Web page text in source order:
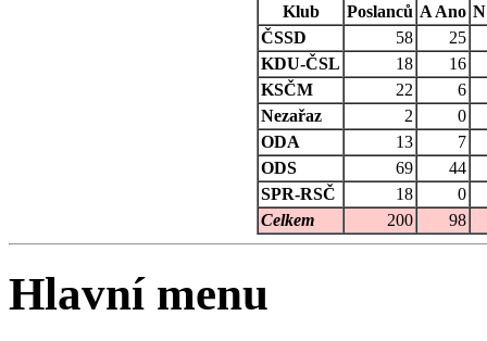
Klub Poslanců A Ano N
ČSSD
58
25
KDU-ČSL
18
16
KSČM
22
6
Nezařaz
2
0
ODA
13
7
ODS
69
44
SPR-RSČ
18
0
Celkem
200 98
Hlavní menu